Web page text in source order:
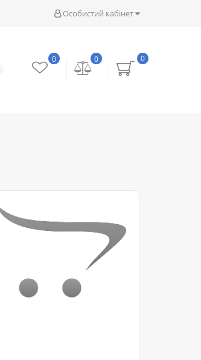
Особистий кабінет
0
0
0